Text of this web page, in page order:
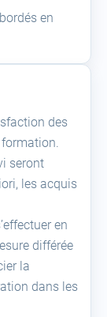
en
des
formation.
seront
les acquis
en
différée
la
dans les